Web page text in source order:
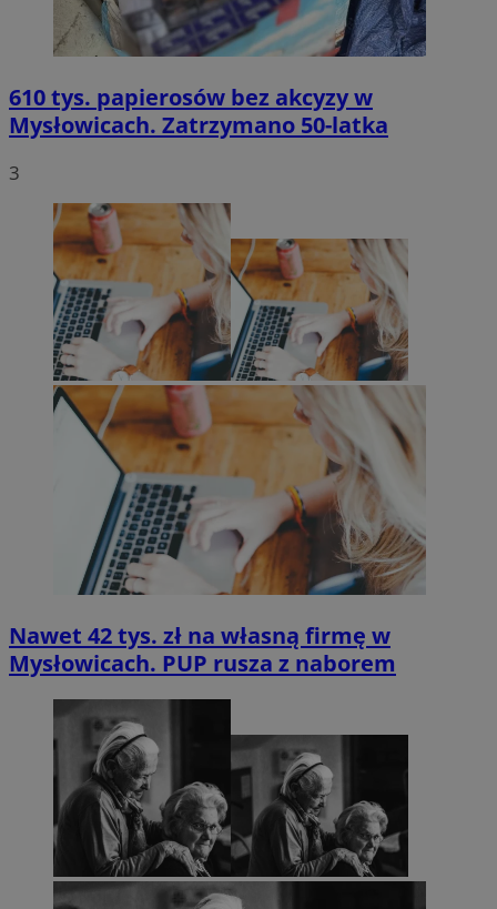
610 tys. papierosów bez akcyzy w
Mysłowicach. Zatrzymano 50-latka
3
Nawet 42 tys. zł na własną firmę w
Mysłowicach. PUP rusza z naborem